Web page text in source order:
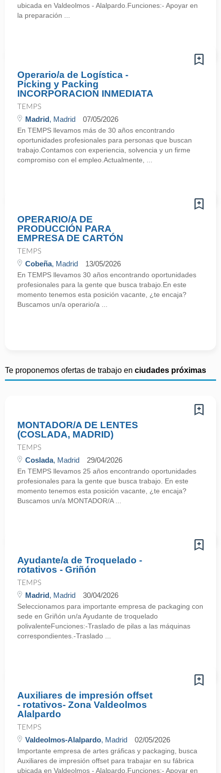
ubicada en Valdeolmos - Alalpardo.Funciones:- Apoyar en
la preparación ...
Operario/a de Logística -
Picking y Packing
INCORPORACION INMEDIATA
TEMPS
Madrid, Madrid 07/05/2026
En TEMPS llevamos más de 30 años encontrando
oportunidades profesionales para personas que buscan
trabajo.Contamos con experiencia, solvencia y un firme
compromiso con el empleo.Actualmente, ...
OPERARIO/A DE
PRODUCCIÓN PARA
EMPRESA DE CARTÓN
TEMPS
Cobeña, Madrid 13/05/2026
En TEMPS llevamos 30 años encontrando oportunidades
profesionales para la gente que busca trabajo.En este
momento tenemos esta posición vacante, ¿te encaja?
Buscamos un/a operario/a ...
Te proponemos ofertas de trabajo en ciudades próximas
MONTADOR/A DE LENTES
(COSLADA, MADRID)
TEMPS
Coslada, Madrid 29/04/2026
En TEMPS llevamos 25 años encontrando oportunidades
profesionales para la gente que busca trabajo. En este
momento tenemos esta posición vacante, ¿te encaja?
Buscamos un/a MONTADOR/A ...
Ayudante/a de Troquelado -
rotativos - Griñón
TEMPS
Madrid, Madrid 30/04/2026
Seleccionamos para importante empresa de packaging con
sede en Griñón un/a Ayudante de troquelado
polivalenteFunciones:-Traslado de pilas a las máquinas
correspondientes.-Traslado ...
Auxiliares de impresión offset
- rotativos- Zona Valdeolmos
Alalpardo
TEMPS
Valdeolmos-Alalpardo, Madrid 02/05/2026
Importante empresa de artes gráficas y packaging, busca
Auxiliares de impresión offset para trabajar en su fábrica
ubicada en Valdeolmos - Alalpardo.Funciones:- Apoyar en